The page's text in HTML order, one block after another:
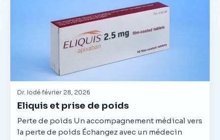
Dr. Iodé·février 28, 2026
Eliquis et prise de poids
Perte de poids Un accompagnement médical vers
la perte de poids Échangez avec un médecin